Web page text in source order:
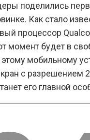
поделились
Как стало
процессор
момент будет в
мобильному
с разрешением
его главной